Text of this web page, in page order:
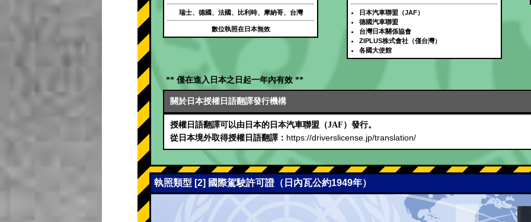
瑞士、德國、法國、比利時、摩納哥、台灣
數位執照在日本無效
日本汽車聯盟（JAF）
德國汽車聯盟
台灣日本關係協會
ZIPLUS株式會社（僅台灣）
各國大使館
** 僅在進入日本之日起一年內有效 **
關於日本授權日語翻譯發行機構
授權日語翻譯可以由日本的日本汽車聯盟（JAF）發行。
從日本境外取得授權日語翻譯： https://driverslicense.jp/translation/
執照類型 [2] 國際駕駛許可證（日內瓦公約1949年）